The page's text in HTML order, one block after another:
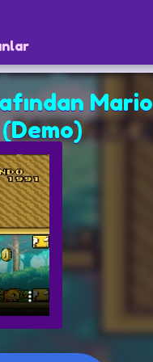
Mario